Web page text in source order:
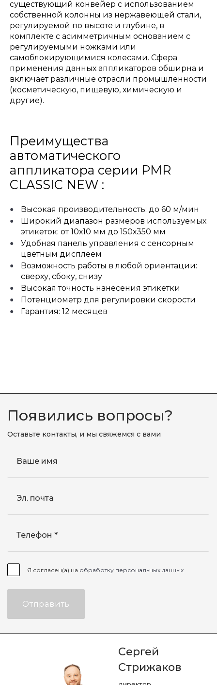
существующий конвейер с использованием
собственной колонны из нержавеющей стали,
регулируемой по высоте и глубине, в
комплекте с асимметричным основанием с
регулируемыми ножками или
самоблокирующимися колесами. Сфера
применения данных аппликаторов обширна и
включает различные отрасли промышленности
(косметическую, пищевую, химическую и
другие).
Преимущества
автоматического
аппликатора серии PMR
CLASSIC NEW :
Высокая производительность: до 60 м/мин
Широкий диапазон размеров используемых
этикеток: от 10х10 мм до 150х350 мм
Удобная панель управления с сенсорным
цветным дисплеем
Возможность работы в любой ориентации:
сверху, сбоку, снизу
Высокая точность нанесения этикетки
Потенциометр для регулировки скорости
Гарантия: 12 месяцев
Появились вопросы?
Оставьте контакты, и мы свяжемся с вами
Ваше имя
Эл. почта
Телефон
Я согласен(а) на обработку персональных данных
Отправить
Сергей
Стрижаков